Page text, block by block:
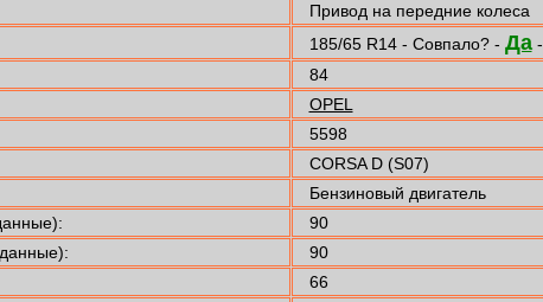
Привод на передние колеса
185/65 R14 - Совпало? - Да-
84
OPEL
5598
CORSA D (S07)
Бензиновый двигатель
90
90
66